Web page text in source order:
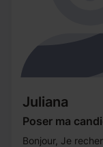
Juliana
Poser ma
Bonjour, Je